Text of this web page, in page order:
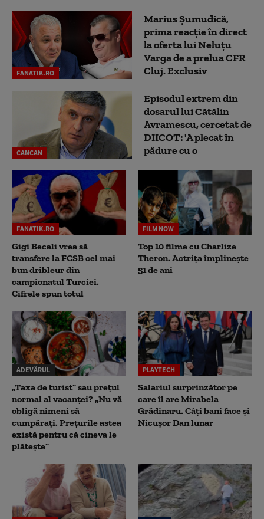
FANATIK.RO
Marius Șumudică,
prima reacție în direct
la oferta lui Neluțu
Varga de a prelua CFR
Cluj. Exclusiv
CANCAN
Episodul extrem din
dosarul lui Cătălin
Avramescu, cercetat de
DIICOT: 'A plecat în
pădure cu o
FANATIK.RO
Gigi Becali vrea să
transfere la FCSB cel mai
bun dribleur din
campionatul Turciei.
Cifrele spun totul
FILM NOW
Top 10 filme cu Charlize
Theron. Actrița împlinește
51 de ani
ADEVĂRUL
„Taxa de turist” sau prețul
normal al vacanței? „Nu vă
obligă nimeni să
cumpărați. Prețurile astea
există pentru că cineva le
plătește”
PLAYTECH
Salariul surprinzător pe
care îl are Mirabela
Grădinaru. Câţi bani face şi
Nicuşor Dan lunar